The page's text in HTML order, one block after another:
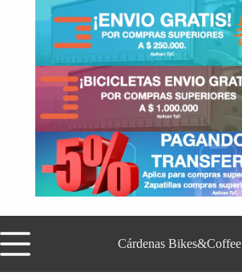
Cárdenas Bikes&Coffee